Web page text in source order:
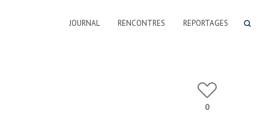
JOURNAL RENCONTRES REPORTAGES
0